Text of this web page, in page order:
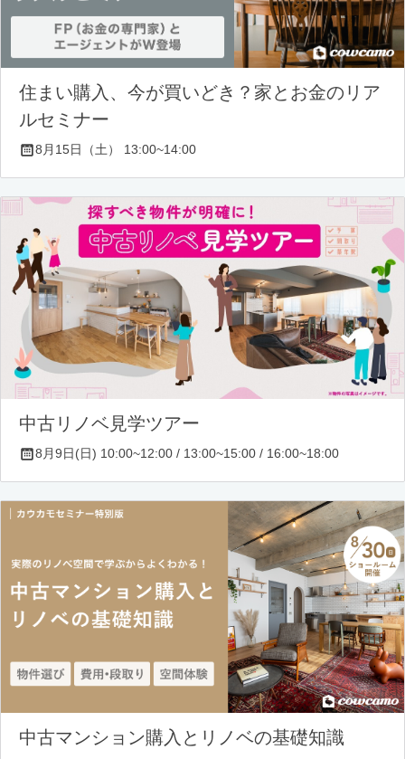
住まい購入、今が買いどき？家とお金のリア
ルセミナー
8月15日（土） 13:00~14:00
中古リノベ見学ツアー
8月9日(日) 10:00~12:00 / 13:00~15:00 / 16:00~18:00
中古マンション購入とリノベの基礎知識